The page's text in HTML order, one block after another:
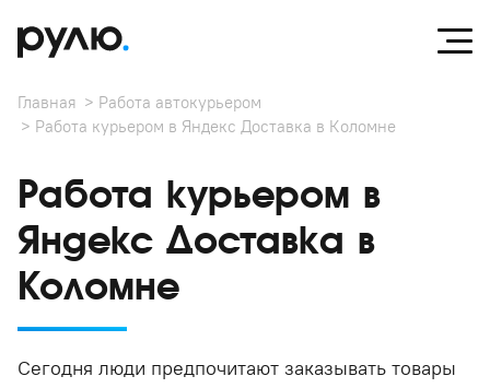
Главная
Работа автокурьером
Работа курьером в Яндекс Доставка в Коломне
Работа курьером в
Яндекс Доставка в
Коломне
Сегодня люди предпочитают заказывать товары